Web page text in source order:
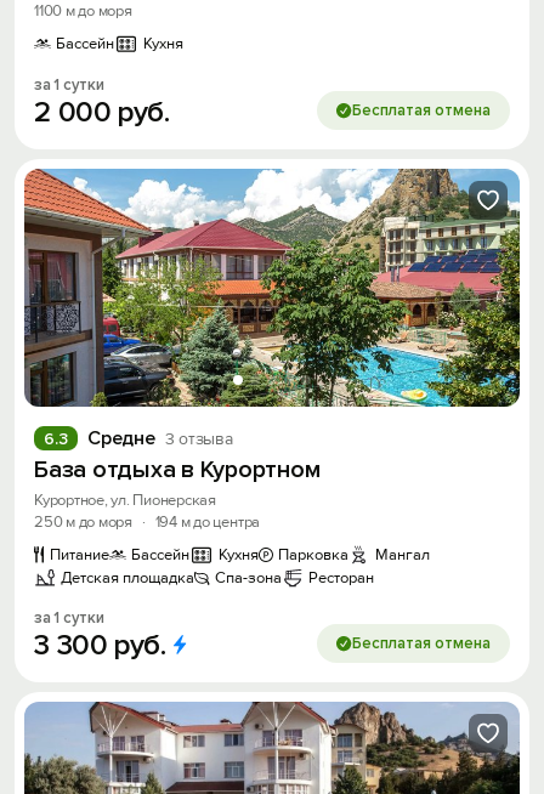
1100 м до моря
Бассейн
Кухня
за 1 сутки
2 000 руб. Бесплатая отмена
Средне 3 отзыва
6.3
База отдыха в Курортном
Курортное, ул. Пионерская
250 м до моря
· 194 м до центра
Питание
Бассейн Кухня Парковка
Мангал
Детская площадка
Спа-зона Ресторан
за 1 сутки
3 300 руб. Бесплатая отмена